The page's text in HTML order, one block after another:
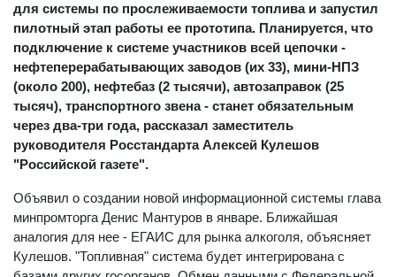
для системы по прослеживаемости топлива и запустил
пилотный этап работы ее прототипа. Планируется, что
подключение к системе участников всей цепочки -
нефтеперерабатывающих заводов (их 33), мини-НПЗ
(около 200), нефтебаз (2 тысячи), автозаправок (25
тысяч), транспортного звена - станет обязательным
через два-три года, рассказал заместитель
руководителя Росстандарта Алексей Кулешов
"Российской газете".
Объявил о создании новой информационной системы глава
минпромторга Денис Мантуров в январе. Ближайшая
аналогия для нее - ЕГАИС для рынка алкоголя, объясняет
Кулешов. "Топливная" система будет интегрирована с